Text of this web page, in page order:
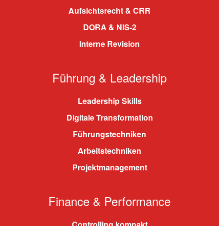
Aufsichtsrecht & CRR
DORA & NIS-2
Interne Revision
Führung & Leadership
Leadership Skills
Digitale Transformation
Führungstechniken
Arbeitstechniken
Projektmanagement
Finance & Performance